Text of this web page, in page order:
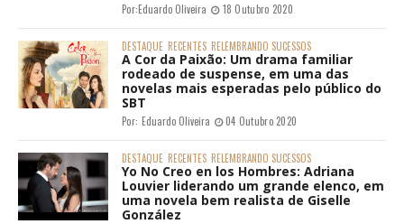
Por:Eduardo Oliveira 18 Outubro 2020
DESTAQUE RECENTES RELEMBRANDO SUCESSOS
A Cor da Paixão: Um drama familiar
rodeado de suspense, em uma das
novelas mais esperadas pelo público do
SBT
Por: Eduardo Oliveira 04 Outubro 2020
DESTAQUE RECENTES RELEMBRANDO SUCESSOS
Yo No Creo en los Hombres: Adriana
Louvier liderando um grande elenco, em
uma novela bem realista de Giselle
González